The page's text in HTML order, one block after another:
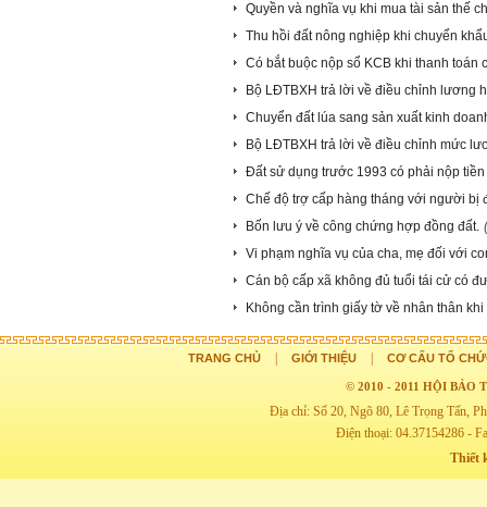
Quyền và nghĩa vụ khi mua tài sản thế
Thu hồi đất nông nghiệp khi chuyển
Có bắt buộc nộp sổ KCB khi thanh toán
Bộ LĐTBXH trả lời về điều chỉnh lương
Chuyển đất lúa sang sản xuất kinh
Bộ LĐTBXH trả lời về điều chỉnh mức
Đất sử dụng trước 1993 có phải nộp
Chế độ trợ cấp hàng tháng với người bị
Bốn lưu ý về công chứng hợp đồng đất.
Vi phạm nghĩa vụ của cha, mẹ đối với
Cán bộ cấp xã không đủ tuổi tái cử có
Không cần trình giấy tờ về nhân thân
TRANG CHỦ GIỚI THIỆU CƠ CẤU TỔ
© 2010 - 2011 HỘI BẢO
Địa chỉ: Số 20, Ngõ 80, Lê Trọng Tấn,
Điện thoại: 04.37154286 -
Thiết